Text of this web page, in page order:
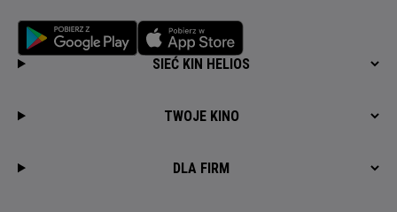
SIEĆ KIN HELIOS
TWOJE KINO
DLA FIRM